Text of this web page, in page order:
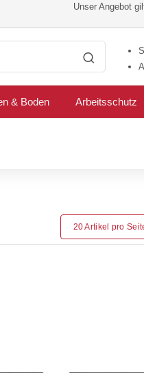
Unser Angebot
& Boden Arbeitsschutz
20 Artikel pro